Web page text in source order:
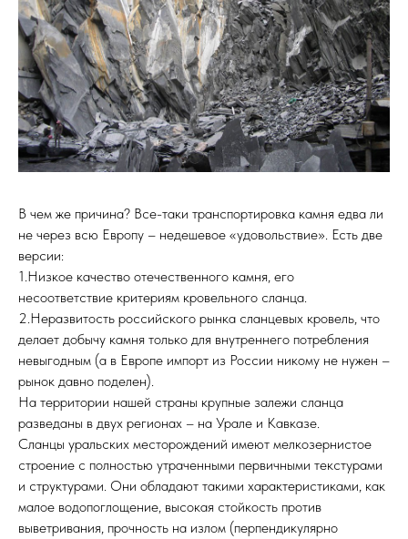
В чем же причина? Все-таки транспортировка камня едва ли
не через всю Европу – недешевое «удовольствие». Есть две
версии:
1.Низкое качество отечественного камня, его
несоответствие критериям кровельного сланца.
2.Неразвитость российского рынка сланцевых кровель, что
делает добычу камня только для внутреннего потребления
невыгодным (а в Европе импорт из России никому не нужен –
рынок давно поделен).
На территории нашей страны крупные залежи сланца
разведаны в двух регионах – на Урале и Кавказе.
Сланцы уральских месторождений имеют мелкозернистое
строение с полностью утраченными первичными текстурами
и структурами. Они обладают такими характеристиками, как
малое водопоглощение, высокая стойкость против
выветривания, прочность на излом (перпендикулярно